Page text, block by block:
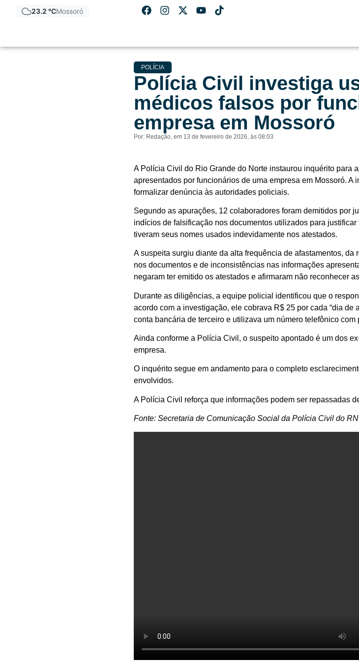
23.2 °CMossoró
POLÍCIA
Polícia Civil investiga
médicos falsos por
empresa em Mossoró
Por: Redação , em 13 de fevereiro de 2026 , às 08:03
A Polícia Civil do Rio Grande do Norte instaurou inquérito para
apresentados por funcionários de uma empresa em Mossoró.
formalizar denúncia às autoridades policiais.
Segundo as apurações, 12 colaboradores foram demitidos por
indícios de falsificação nos documentos utilizados para
tiveram seus nomes usados indevidamente nos atestados.
A suspeita surgiu diante da alta frequência de afastamentos,
nos documentos e de inconsistências nas informações
negaram ter emitido os atestados e afirmaram não reconhecer
Durante as diligências, a equipe policial identificou que o
acordo com a investigação, ele cobrava R$ 25 por cada “dia de
conta bancária de terceiro e utilizava um número telefônico com
Ainda conforme a Polícia Civil, o suspeito apontado é um dos
empresa.
O inquérito segue em andamento para o completo
envolvidos.
A Polícia Civil reforça que informações podem ser repassadas
Fonte: Secretaria de Comunicação Social da Polícia Civil do